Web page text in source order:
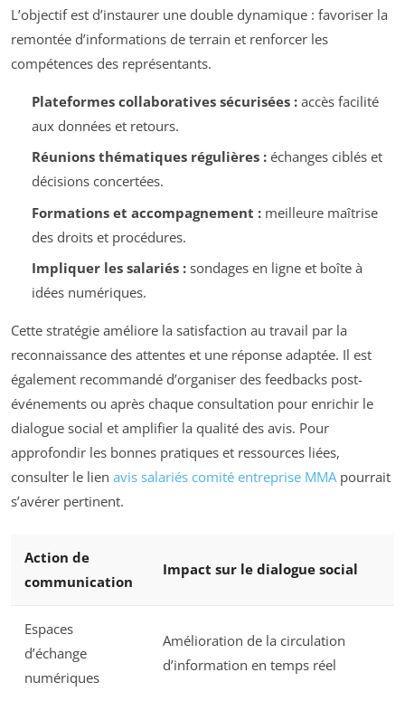
L’objectif est d’instaurer une double dynamique : favoriser la
remontée d’informations de terrain et renforcer les
compétences des représentants.
Plateformes collaboratives sécurisées :accès facilité
aux données et retours.
Réunions thématiques régulières :échanges ciblés et
décisions concertées.
Formations et accompagnement :meilleure maîtrise
des droits et procédures.
Impliquer les salariés :sondages en ligne et boîte à
idées numériques.
Cette stratégie améliore la satisfaction au travail par la
reconnaissance des attentes et une réponse adaptée. Il est
également recommandé d’organiser des feedbacks post-
événements ou après chaque consultation pour enrichir le
dialogue social et amplifier la qualité des avis. Pour
approfondir les bonnes pratiques et ressources liées,
consulter le lien avis salariés comité entreprise MMApourrait
s’avérer pertinent.
Action de
communication
Impact sur le dialogue social
Espaces
d’échange
numériques
Amélioration de la circulation
d’information en temps réel